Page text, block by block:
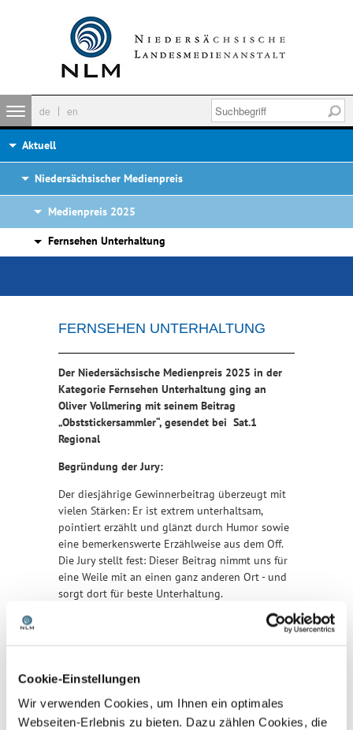
Cookie-Einstellungen
Wir verwenden Cookies, um Ihnen ein optimales
Webseiten-Erlebnis zu bieten. Dazu zählen Cookies, die
de en
Aktuell
Niedersächsischer Medienpreis
Medienpreis 2025
Fernsehen Unterhaltung
FERNSEHEN UNTERHALTUNG
Der Niedersächsische Medienpreis 2025 in der
Kategorie Fernsehen Unterhaltung ging an
Oliver Vollmering mit seinem Beitrag
„Obststickersammler“, gesendet bei Sat.1
Regional
Begründung der Jury:
Der diesjährige Gewinnerbeitrag überzeugt mit
vielen Stärken: Er ist extrem unterhaltsam,
pointiert erzählt und glänzt durch Humor sowie
eine bemerkenswerte Erzählweise aus dem Off.
Die Jury stellt fest: Dieser Beitrag nimmt uns für
eine Weile mit an einen ganz anderen Ort - und
sorgt dort für beste Unterhaltung.
Ein wunderbar skurriler Bericht über die kleinen